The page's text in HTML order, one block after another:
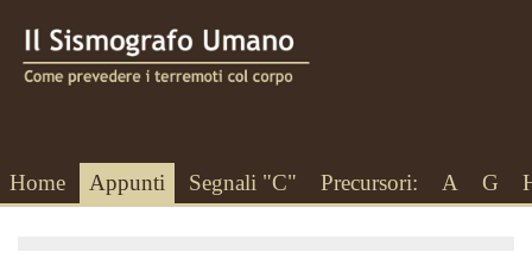
Home Appunti Segnali "C" Precursori: A G